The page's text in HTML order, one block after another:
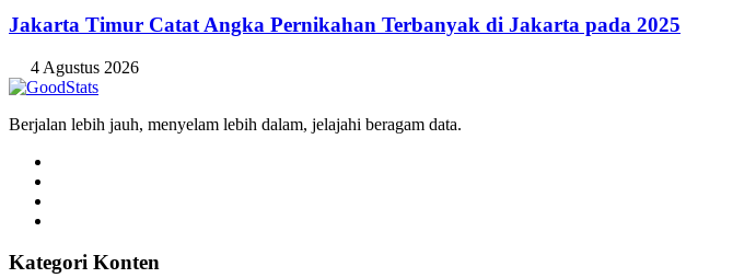
Jakarta Timur Catat Angka Pernikahan Terbanyak di Jakarta pada 2025
4 Agustus 2026
Berjalan lebih jauh, menyelam lebih dalam, jelajahi beragam data.
Kategori Konten